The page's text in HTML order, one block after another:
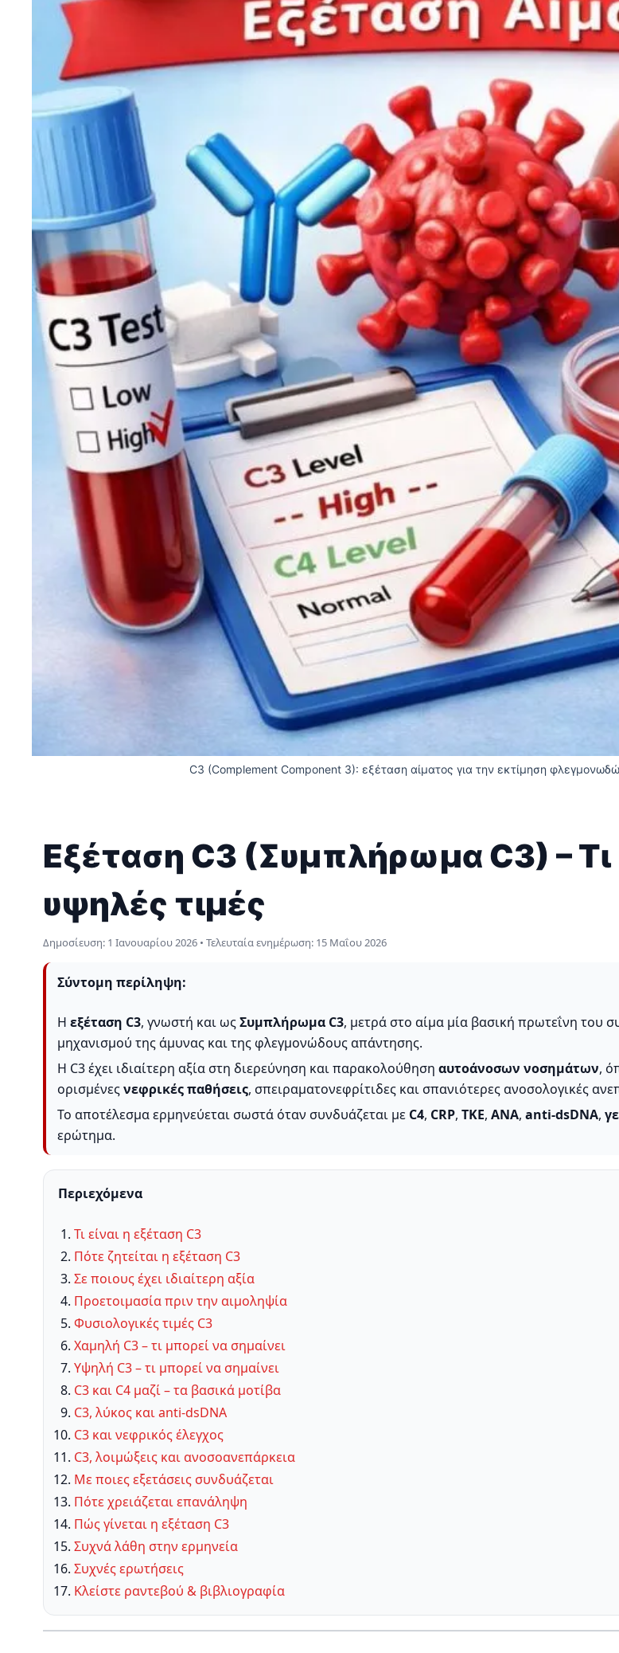
C3 (Complement Component 3): εξέταση αίματος για την εκτίμηση
Εξέταση C3 (Συμπλήρωμα C3) – Τι
υψηλές τιμές
Δημοσίευση: 1 Ιανουαρίου 2026 • Τελευταία ενημέρωση: 15 Μαΐου 2026
Σύντομη περίληψη:
Η εξέταση C3, γνωστή και ωςΣυμπλήρωμα C3, μετρά στο αίμα μία βασική πρωτεΐνη του
μηχανισμού της άμυνας και της φλεγμονώδους απάντησης.
Η C3 έχει ιδιαίτερη αξία στη διερεύνηση και παρακολούθηση αυτοάνοσων νοσημάτων,
ορισμένεςνεφρικές παθήσεις, σπειραματονεφρίτιδες και σπανιότερες ανοσολογικές
Το αποτέλεσμα ερμηνεύεται σωστά όταν συνδυάζεται με C4, CRP, ΤΚΕ, ANA, anti-dsDNA,
ερώτημα.
Περιεχόμενα
Τι είναι η εξέταση C3
Πότε ζητείται η εξέταση C3
Σε ποιους έχει ιδιαίτερη αξία
Προετοιμασία πριν την αιμοληψία
Φυσιολογικές τιμές C3
Χαμηλή C3 – τι μπορεί να σημαίνει
Υψηλή C3 – τι μπορεί να σημαίνει
C3 και C4 μαζί – τα βασικά μοτίβα
C3, λύκος και anti-dsDNA
C3 και νεφρικός έλεγχος
C3, λοιμώξεις και ανοσοανεπάρκεια
Με ποιες εξετάσεις συνδυάζεται
Πότε χρειάζεται επανάληψη
Πώς γίνεται η εξέταση C3
Συχνά λάθη στην ερμηνεία
Συχνές ερωτήσεις
Κλείστε ραντεβού & βιβλιογραφία